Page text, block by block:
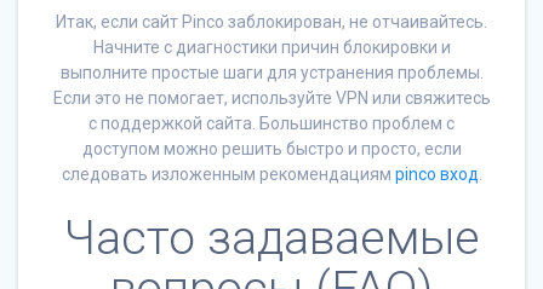
Итак, если сайт Pinco заблокирован, не отчаивайтесь.
Начните с диагностики причин блокировки и
выполните простые шаги для устранения проблемы.
Если это не помогает, используйте VPN или свяжитесь
с поддержкой сайта. Большинство проблем с
доступом можно решить быстро и просто, если
следовать изложенным рекомендациям pinco вход
Часто задаваемые